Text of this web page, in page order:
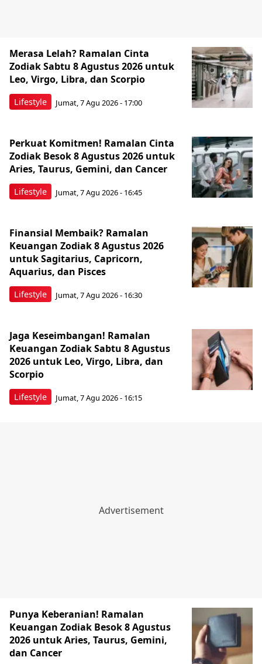
Lifestyle
Merasa Lelah? Ramalan Cinta
Zodiak Sabtu 8 Agustus 2026 untuk
Leo, Virgo, Libra, dan Scorpio
Jumat, 7 Agu 2026 - 17:00
Lifestyle
Perkuat Komitmen! Ramalan Cinta
Zodiak Besok 8 Agustus 2026 untuk
Aries, Taurus, Gemini, dan Cancer
Jumat, 7 Agu 2026 - 16:45
Lifestyle
Finansial Membaik? Ramalan
Keuangan Zodiak 8 Agustus 2026
untuk Sagitarius, Capricorn,
Aquarius, dan Pisces
Jumat, 7 Agu 2026 - 16:30
Lifestyle
Jaga Keseimbangan! Ramalan
Keuangan Zodiak Sabtu 8 Agustus
2026 untuk Leo, Virgo, Libra, dan
Scorpio
Jumat, 7 Agu 2026 - 16:15
Punya Keberanian! Ramalan
Keuangan Zodiak Besok 8 Agustus
2026 untuk Aries, Taurus, Gemini,
dan Cancer